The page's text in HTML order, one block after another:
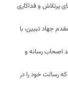
پرتلاش و فداکاری
جهاد تبیین، با
اصحاب رسانه و
رسالت خود را در